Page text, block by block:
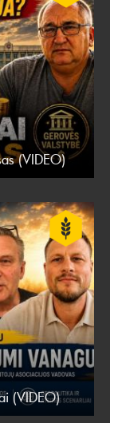
(VIDEO)
(VIDEO)